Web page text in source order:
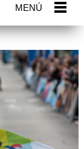
MENÚ